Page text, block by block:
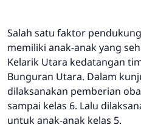
Salah satu faktor
memiliki anak-anak yang
Kelarik Utara kedatangan
Bunguran Utara. Dalam
dilaksanakan pemberian
sampai kelas 6. Lalu
untuk anak-anak kelas 5.